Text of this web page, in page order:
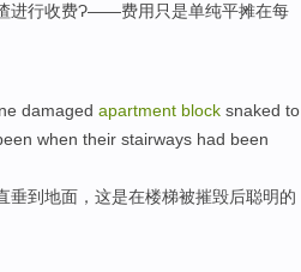
进行收费Ɂ——费用 只是单纯平摊在每
damaged apartment block snaked to
when their stairways had been
垂到地面 ，这是在楼梯被摧毁后聪明的